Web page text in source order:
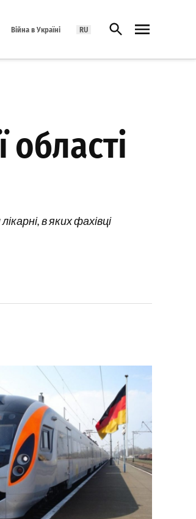
Війна в Україні RU Відкрити пошук
в яких фахівці